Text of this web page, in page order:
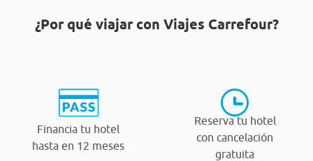
¿Por qué viajar con Viajes Carrefour?
Financia tu hotel
hasta en 12 meses
Reserva tu hotel
con cancelación
gratuita